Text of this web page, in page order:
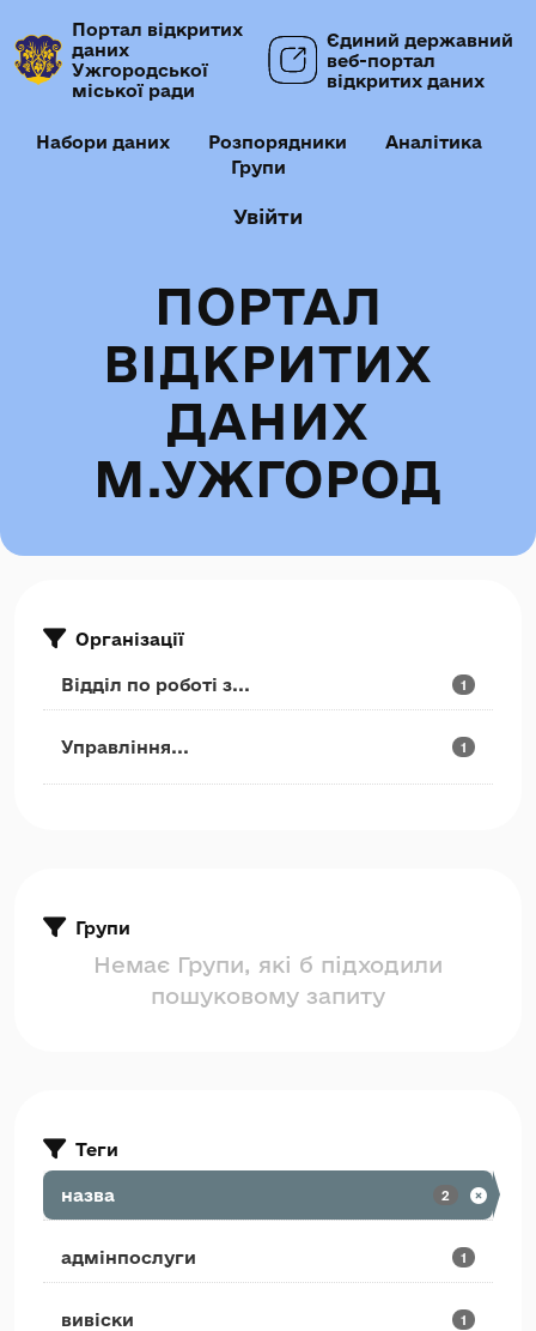
Портал відкритих
даних
Ужгородської
міської ради
Єдиний державний
веб-портал
відкритих даних
Набори даних Розпорядники
Аналітика
Групи
Увійти
ПОРТАЛ
ВІДКРИТИХ
ДАНИХ
М.УЖГОРОД
Організації
Відділ по роботі з... 1
Управління... 1
Групи
Немає Групи, які б підходили
пошуковому запиту
Теги
назва 2
адмінпослуги 1
вивіски 1